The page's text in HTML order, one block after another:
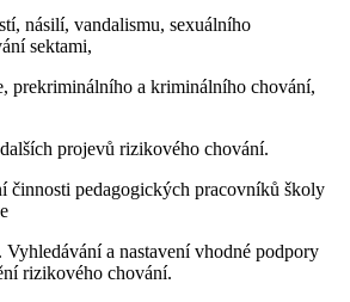
násilí, vandalismu, sexuálního
sektami,
prekriminálního a kriminálního chování,
projevů rizikového chování.
činnosti pedagogických pracovníků školy
a nastavení vhodné podpory
rizikového chování.